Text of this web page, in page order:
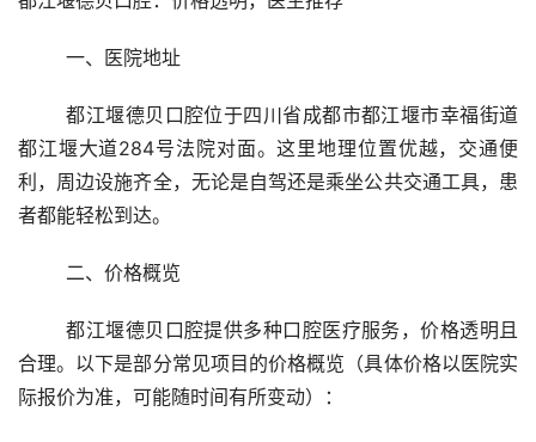
	一、医院地址
	都江堰德贝口腔位于四川省成都市都江堰市幸福街道
都江堰大道284号法院对面。这里地理位置优越，交通便
利，周边设施齐全，无论是自驾还是乘坐公共交通工具，患
者都能轻松到达。
	二、价格概览
	都江堰德贝口腔提供多种口腔医疗服务，价格透明且
合理。以下是部分常见项目的价格概览（具体价格以医院实
际报价为准，可能随时间有所变动）：